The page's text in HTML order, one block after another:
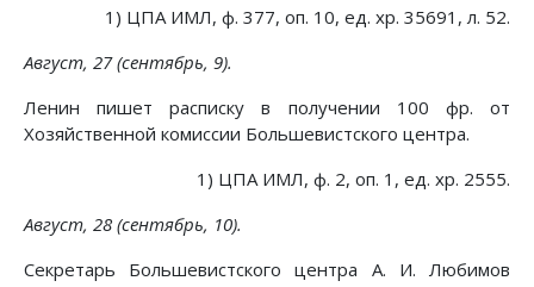
1) ЦПА ИМЛ, ф. 377, оп. 10, ед. хр. 35691, л. 52.
Август, 27 (сентябрь, 9).
Ленин пишет расписку в получении 100 фр. от
Хозяйственной комиссии Большевистского центра.
1) ЦПА ИМЛ, ф. 2, оп. 1, ед. хр. 2555.
Август, 28 (сентябрь, 10).
Секретарь Большевистского центра А. И. Любимов